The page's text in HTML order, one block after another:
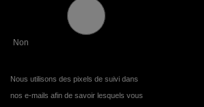
Non
Nous utilisons des pixels de suivi dans
nos e-mails afin de savoir lesquels vous